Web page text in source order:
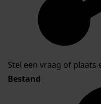
Stel een vraag of
Bestand